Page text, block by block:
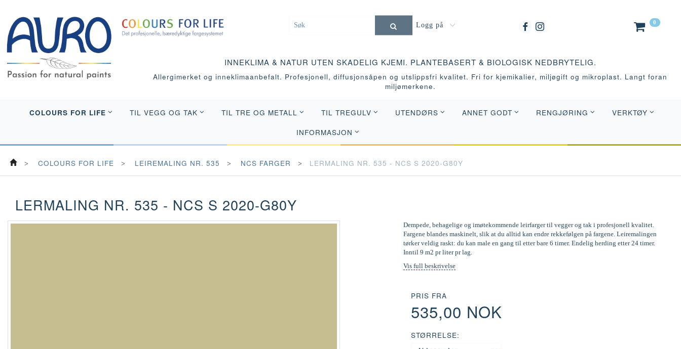
0
Logg på
INNEKLIMA & NATUR UTEN SKADELIG KJEMI. PLANTEBASERT & BIOLOGISK NEDBRYTELIG.
Allergimerket og inneklimaanbefalt. Profesjonell, diffusjonsåpen og utslippsfri kvalitet. Fri for kjemikalier, miljøgift og mikroplast. Langt foran
miljømerkene.
COLOURS FOR LIFE TIL VEGG OG TAK TIL TRE OG METALL TIL TREGULV UTENDØRS ANNET GODT RENGJØRING VERKTØY
INFORMASJON
COLOURS FOR LIFE LEIREMALING NR. 535 NCS FARGER LERMALING NR. 535 - NCS S 2020-G80Y
LERMALING NR. 535 - NCS S 2020-G80Y
Dempede, behagelige og imøtekommende leirfarger til vegger og tak i profesjonell kvalitet.
Fargene blandes maskinelt, slik at du alltid kan endre rekkefølgen på fargene. Leiremalingen
tørker veldig raskt: du kan male en gang til etter bare 6 timer. Endelig herding etter 24 timer.
Inntil 9 m2 pr liter pr lag.
Vis full beskrivelse
PRIS FRA
535,00 NOK
STØRRELSE: